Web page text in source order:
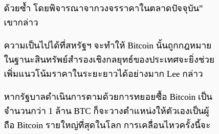
ด้วยซ้ำ โดยพิจารณาจากวงจรราคาในตลาดปัจจุบัน”
เขากล่าว
ความเป็นไปได้ที่สหรัฐฯ จะทำให้ Bitcoin นั้นถูกกฎหมาย
ในฐานะสินทรัพย์สำรองเชิงกลยุทธ์ของประเทศจะยิ่งช่วย
เพิ่มแนวโน้มราคาในระยะยาวได้อย่างมาก Lee กล่าว
หากรัฐบาลดำเนินการตามด้วยการทยอยซื้อ Bitcoin เป็น
จำนวนกว่า 1 ล้าน BTC ก็จะวางตำแหน่งให้ตัวเองเป็นผู้
ถือ Bitcoin รายใหญ่ที่สุดในโลก การเคลื่อนไหวครั้งนี้จะ